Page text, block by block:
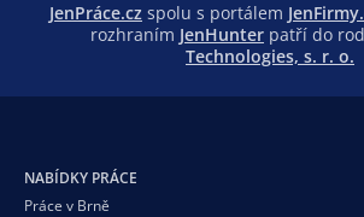
JenPráce.cz spolu s portálem
rozhraním JenHunter patří do
Technologies, s. r. o.
NABÍDKY PRÁCE
Práce v Brně